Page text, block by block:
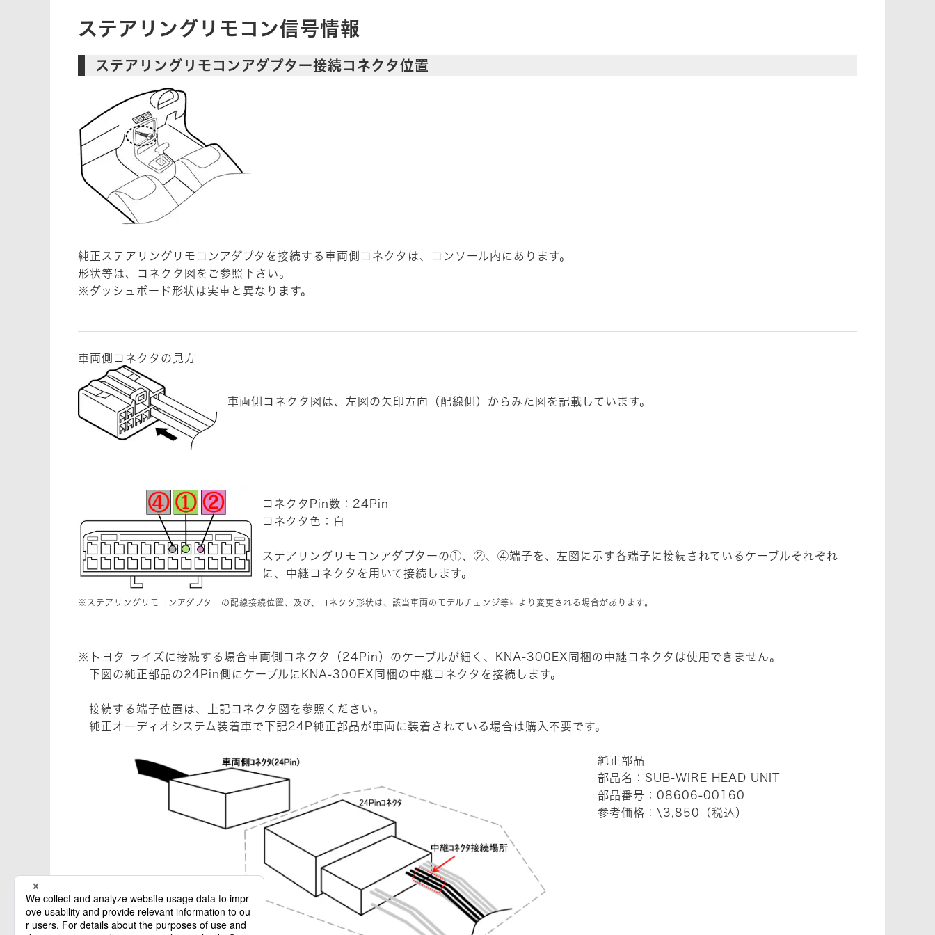
ステアリングリモコン信号情報
ステアリングリモコンアダプター接続コネクタ位置
純正ステアリングリモコンアダプタを接続する車両側コネクタは、コンソール内にあります。
形状等は、コネクタ図をご参照下さい。
※ダッシュボード形状は実車と異なります。
車両側コネクタの見方
車両側コネクタ図は、左図の矢印方向（配線側）からみた図を記載しています。
コネクタPin数：24Pin
コネクタ色：白
ステアリングリモコンアダプターの①、②、④端子を、左図に示す各端子に接続されているケーブルそれぞれ
に、中継コネクタを用いて接続します。
※ステアリングリモコンアダプターの配線接続位置、及び、コネクタ形状は、該当車両のモデルチェンジ等により変更される場合があります。
※トヨタ ライズに接続する場合車両側コネクタ（24Pin）のケーブルが細く、KNA-300EX同梱の中継コネクタは使用できません。
下図の純正部品の24Pin側にケーブルにKNA-300EX同梱の中継コネクタを接続します。
接続する端子位置は、上記コネクタ図を参照ください。
純正オーディオシステム装着車で下記24P純正部品が車両に装着されている場合は購入不要です。
純正部品
部品名：SUB-WIRE HEAD UNIT
部品番号：08606-00160
参考価格：\3,850（税込）